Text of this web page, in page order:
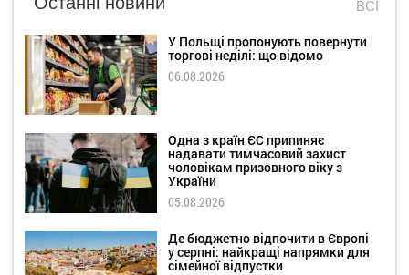
ВСІ
У Польщі пропонують повернути
торгові неділі: що відомо
06.08.2026
Одна з країн ЄС припиняє
надавати тимчасовий захист
чоловікам призовного віку з
України
05.08.2026
Де бюджетно відпочити в Європі
у серпні: найкращі напрямки для
сімейної відпустки